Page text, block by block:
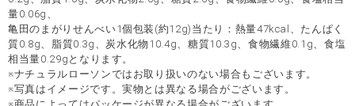
量0.06g、
亀田のまがりせんべい1個包装(約12g)当たり：熱量47kcal、たんぱく
質0.8g、脂質0.3g、炭水化物10.4g、糖質10.3g、食物繊維0.1g、食塩
相当量0.29gとなります。
※ナチュラルローソンではお取り扱いのない場合もございます。
※写真はイメージです。実物とは異なる場合がございます。